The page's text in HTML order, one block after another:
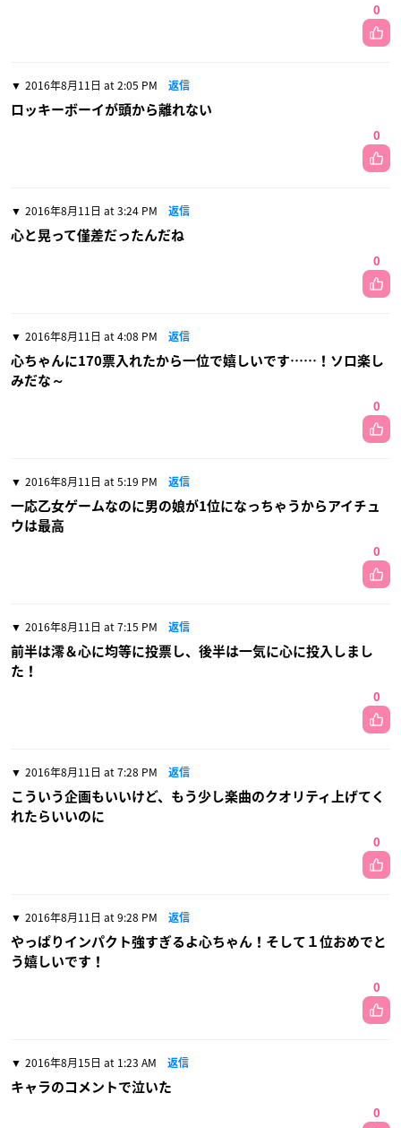
0
2016年8月11日 at 2:05 PM 返信
ロッキーボーイが頭から離れない
0
2016年8月11日 at 3:24 PM 返信
心と晃って僅差だったんだね
0
2016年8月11日 at 4:08 PM 返信
心ちゃんに170票入れたから一位で嬉しいです……！ソロ楽し
みだな～
0
2016年8月11日 at 5:19 PM 返信
一応乙女ゲームなのに男の娘が1位になっちゃうからアイチュ
ウは最高
0
2016年8月11日 at 7:15 PM 返信
前半は澪＆心に均等に投票し、後半は一気に心に投入しまし
た！
0
2016年8月11日 at 7:28 PM 返信
こういう企画もいいけど、もう少し楽曲のクオリティ上げてく
れたらいいのに
0
2016年8月11日 at 9:28 PM 返信
やっぱりインパクト強すぎるよ心ちゃん！そして１位おめでと
う嬉しいです！
0
2016年8月15日 at 1:23 AM 返信
キャラのコメントで泣いた
0